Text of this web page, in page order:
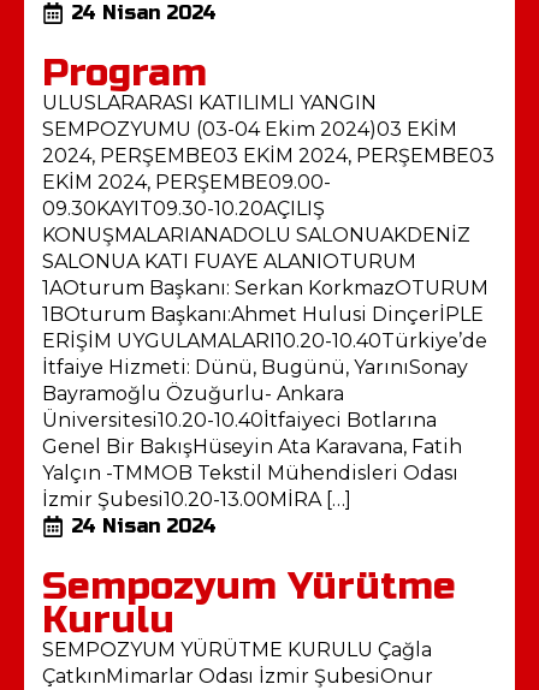
24 Nisan 2024
Program
ULUSLARARASI KATILIMLI YANGIN
SEMPOZYUMU (03-04 Ekim 2024)03 EKİM
2024, PERŞEMBE03 EKİM 2024, PERŞEMBE03
EKİM 2024, PERŞEMBE09.00-
09.30KAYIT09.30-10.20AÇILIŞ
KONUŞMALARIANADOLU SALONUAKDENİZ
SALONUA KATI FUAYE ALANIOTURUM
1AOturum Başkanı: Serkan KorkmazOTURUM
1BOturum Başkanı:Ahmet Hulusi DinçerİPLE
ERİŞİM UYGULAMALARI10.20-10.40Türkiye’de
İtfaiye Hizmeti: Dünü, Bugünü, YarınıSonay
Bayramoğlu Özuğurlu- Ankara
Üniversitesi10.20-10.40İtfaiyeci Botlarına
Genel Bir BakışHüseyin Ata Karavana, Fatih
Yalçın -TMMOB Tekstil Mühendisleri Odası
İzmir Şubesi10.20-13.00MİRA […]
24 Nisan 2024
Sempozyum Yürütme
Kurulu
SEMPOZYUM YÜRÜTME KURULU Çağla
ÇatkınMimarlar Odası İzmir ŞubesiOnur